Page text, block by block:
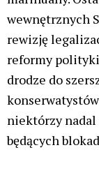
wewnętrznych
rewizję
reformy
drodze do
niektórzy
będących